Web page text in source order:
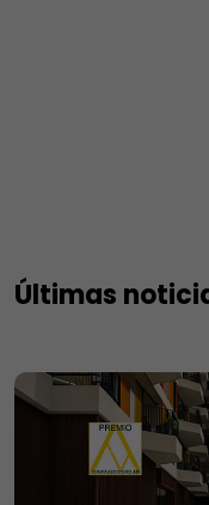
Últimas